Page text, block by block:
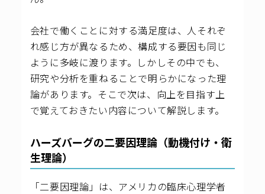
会社で働くことに対する満足度は、人それぞ
れ感じ方が異なるため、構成する要因も同じ
ように多岐に渡ります。しかしその中でも、
研究や分析を重ねることで明らかになった理
論があります。そこで次は、向上を目指す上
で覚えておきたい内容について解説します。
ハーズバーグの二要因理論（動機付け・衛
生理論）
「二要因理論」は、アメリカの臨床心理学者